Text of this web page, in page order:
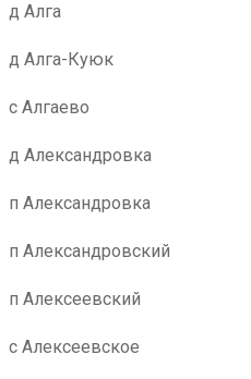
д Алга
д Алга-Куюк
с Алгаево
д Александровка
п Александровка
п Александровский
п Алексеевский
с Алексеевское